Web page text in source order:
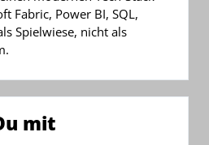
Fabric, Power BI, SQL,
Spielwiese, nicht als
mit